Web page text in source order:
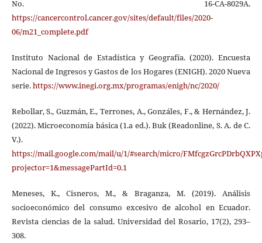
No. 16-CA-8029A.
https://cancercontrol.cancer.gov/sites/default/files/2020-
06/m21_complete.pdf
Instituto Nacional de Estadística y Geografía. (2020). Encuesta
Nacional de Ingresos y Gastos de los Hogares (ENIGH). 2020 Nueva
serie.https://www.inegi.org.mx/programas/enigh/nc/2020/
Rebollar, S., Guzmán, E., Terrones, A., Gonzáles, F., & Hernández, J.
(2022). Microeconomía básica (1.a ed.). Buk (Readonline, S. A. de C.
V.).
https://mail.google.com/mail/u/1/#search/micro/
projector=1&messagePartId=0.1
Meneses, K., Cisneros, M., & Braganza, M. (2019). Análisis
socioeconómico del consumo excesivo de alcohol en Ecuador.
Revista ciencias de la salud. Universidad del Rosario, 17(2), 293–
308.